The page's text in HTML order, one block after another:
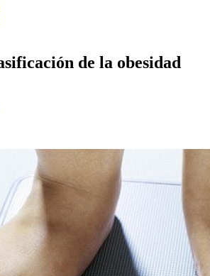
de la obesidad